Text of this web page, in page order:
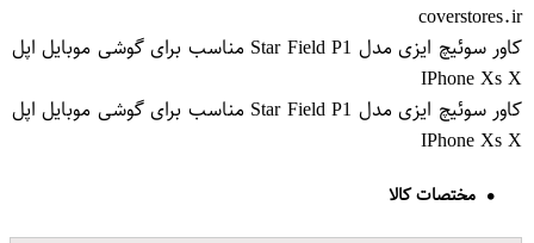
coverstores.ir
کاور سوئیچ ایزی مدل Star Field P1 مناسب برای گوشی موبایل اپل
IPhone Xs X
کاور سوئیچ ایزی مدل Star Field P1 مناسب برای گوشی موبایل اپل
IPhone Xs X
مختصات کالا